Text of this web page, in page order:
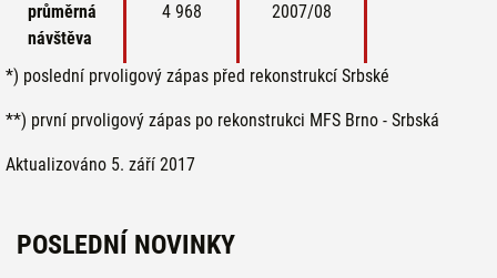
průměrná
návštěva
4 968 2007/08
*) poslední prvoligový zápas před rekonstrukcí Srbské
**) první prvoligový zápas po rekonstrukci MFS Brno - Srbská
Aktualizováno 5. září 2017
POSLEDNÍ NOVINKY